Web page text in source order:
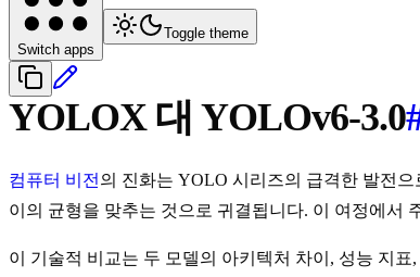
Switch apps
Toggle theme
YOLOX 대 YOLOv6-3.0
컴퓨터 비전 의 진화는 YOLO 시리즈의 급격한 발전
이의 균형을 맞추는 것으로 귀결됩니다. 이 여정에서
이 기술적 비교는 두 모델의 아키텍처 차이, 성능 지